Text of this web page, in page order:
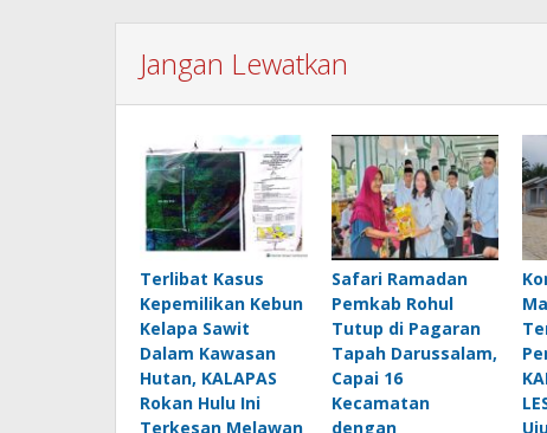
Jangan Lewatkan
Terlibat Kasus
Kepemilikan Kebun
Kelapa Sawit
Dalam Kawasan
Hutan, KALAPAS
Rokan Hulu Ini
Terkesan Melawan
Safari Ramadan
Pemkab Rohul
Tutup di Pagaran
Tapah Darussalam,
Capai 16
Kecamatan
dengan